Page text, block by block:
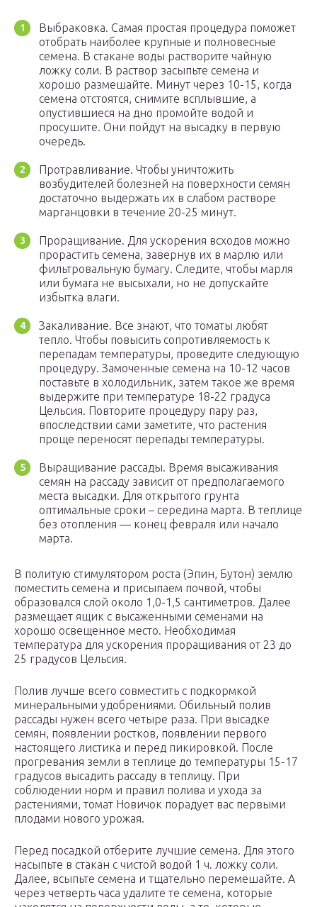
Выбраковка. Самая простая процедура поможет
отобрать наиболее крупные и полновесные
семена. В стакане воды растворите чайную
ложку соли. В раствор засыпьте семена и
хорошо размешайте. Минут через 10-15, когда
семена отстоятся, снимите всплывшие, а
опустившиеся на дно промойте водой и
просушите. Они пойдут на высадку в первую
очередь.
Протравливание. Чтобы уничтожить
возбудителей болезней на поверхности семян
достаточно выдержать их в слабом растворе
марганцовки в течение 20-25 минут.
Проращивание. Для ускорения всходов можно
прорастить семена, завернув их в марлю или
фильтровальную бумагу. Следите, чтобы марля
или бумага не высыхали, но не допускайте
избытка влаги.
Закаливание. Все знают, что томаты любят
тепло. Чтобы повысить сопротивляемость к
перепадам температуры, проведите следующую
процедуру. Замоченные семена на 10-12 часов
поставьте в холодильник, затем такое же время
выдержите при температуре 18-22 градуса
Цельсия. Повторите процедуру пару раз,
впоследствии сами заметите, что растения
проще переносят перепады температуры.
Выращивание рассады. Время высаживания
семян на рассаду зависит от предполагаемого
места высадки. Для открытого грунта
оптимальные сроки – середина марта. В теплице
без отопления — конец февраля или начало
марта.
В политую стимулятором роста (Эпин, Бутон) землю
поместить семена и присыпаем почвой, чтобы
образовался слой около 1,0-1,5 сантиметров. Далее
размещает ящик с высаженными семенами на
хорошо освещенное место. Необходимая
температура для ускорения проращивания от 23 до
25 градусов Цельсия.
Полив лучше всего совместить с подкормкой
минеральными удобрениями. Обильный полив
рассады нужен всего четыре раза. При высадке
семян, появлении ростков, появлении первого
настоящего листика и перед пикировкой. После
прогревания земли в теплице до температуры 15-17
градусов высадить рассаду в теплицу. При
соблюдении норм и правил полива и ухода за
растениями, томат Новичок порадует вас первыми
плодами нового урожая.
Перед посадкой отберите лучшие семена. Для этого
насыпьте в стакан с чистой водой 1 ч. ложку соли.
Далее, всыпьте семена и тщательно перемешайте. А
через четверть часа удалите те семена, которые